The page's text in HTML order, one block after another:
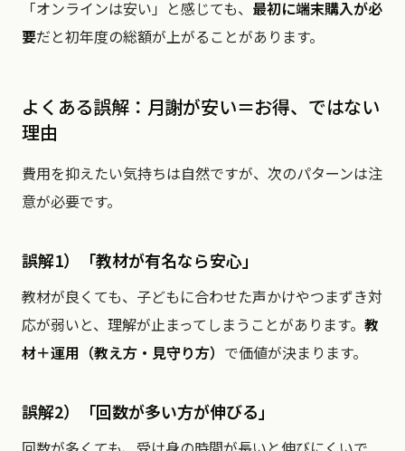
「オンラインは安い」と感じても、 最初に端末購入が必
要だと初年度の総額が上がることがあります。
よくある誤解：月謝が安い＝お得、ではない
理由
費用を抑えたい気持ちは自然ですが、次のパターンは注
意が必要です。
誤解1）「教材が有名なら安心」
教材が良くても、子どもに合わせた声かけやつまずき対
応が弱いと、理解が止まってしまうことがあります。 教
材＋運用（教え方・見守り方） で価値が決まります。
誤解2）「回数が多い方が伸びる」